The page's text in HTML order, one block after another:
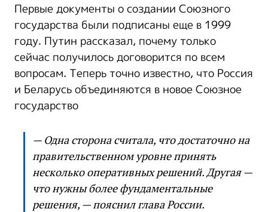
Первые документы о создании Союзного
государства были подписаны еще в 1999
году. Путин рассказал, почему только
сейчас получилось договорится по всем
вопросам. Теперь точно известно, что Россия
и Беларусь объединяются в новое Союзное
государство
— Одна сторона считала, что достаточно на
правительственном уровне принять
несколько оперативных решений. Другая —
что нужны более фундаментальные
решения, — пояснил глава России.